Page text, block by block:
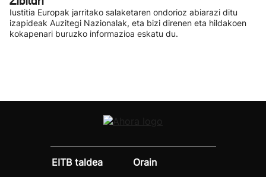
Iustitia Europak jarritako salaketaren ondorioz abiarazi ditu
izapideak Auzitegi Nazionalak, eta bizi direnen eta hildakoen
kokapenari buruzko informazioa eskatu du.
EITB taldea
Orain